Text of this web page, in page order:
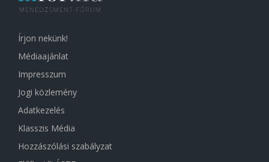
Írjon nekünk!
Médiaajánlat
Impresszum
Jogi közlemény
Adatkezelés
Klasszis Média
Hozzászólási szabályzat